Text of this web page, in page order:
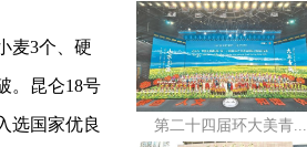
麦3个、硬
。昆仑18号
选国家优良 第二十四届环大美青...